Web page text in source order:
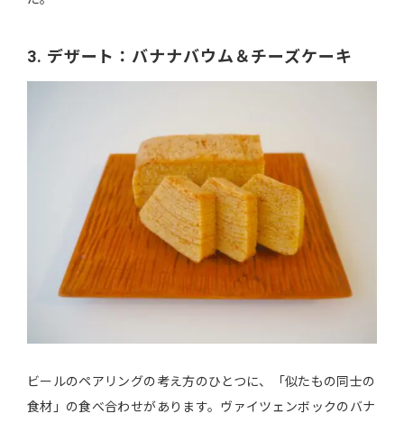
3. デザート：バナナバウム＆チーズケーキ
ビールのペアリングの考え方のひとつに、「似たもの同士の
食材」の食べ合わせがあります。ヴァイツェンボックのバナ